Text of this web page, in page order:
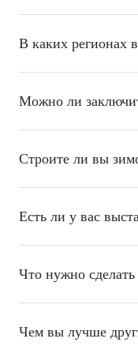
В каких регионах
Можно ли
Строите ли вы
Есть ли у вас
Что нужно сделать
Чем вы лучше